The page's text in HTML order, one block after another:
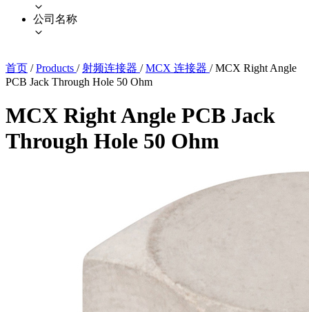
公司名称
首页 / Products / 射频连接器 / MCX 连接器 / MCX Right Angle
PCB Jack Through Hole 50 Ohm
MCX Right Angle PCB Jack
Through Hole 50 Ohm